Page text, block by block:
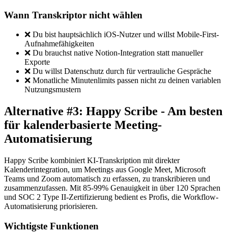
Wann Transkriptor nicht wählen
❌ Du bist hauptsächlich iOS-Nutzer und willst Mobile-First-
Aufnahmefähigkeiten
❌ Du brauchst native Notion-Integration statt manueller
Exporte
❌ Du willst Datenschutz durch für vertrauliche Gespräche
❌ Monatliche Minutenlimits passen nicht zu deinen variablen
Nutzungsmustern
Alternative #3: Happy Scribe - Am besten
für kalenderbasierte Meeting-
Automatisierung
Happy Scribe kombiniert KI-Transkription mit direkter
Kalenderintegration, um Meetings aus Google Meet, Microsoft
Teams und Zoom automatisch zu erfassen, zu transkribieren und
zusammenzufassen. Mit 85-99% Genauigkeit in über 120 Sprachen
und SOC 2 Type II-Zertifizierung bedient es Profis, die Workflow-
Automatisierung priorisieren.
Wichtigste Funktionen